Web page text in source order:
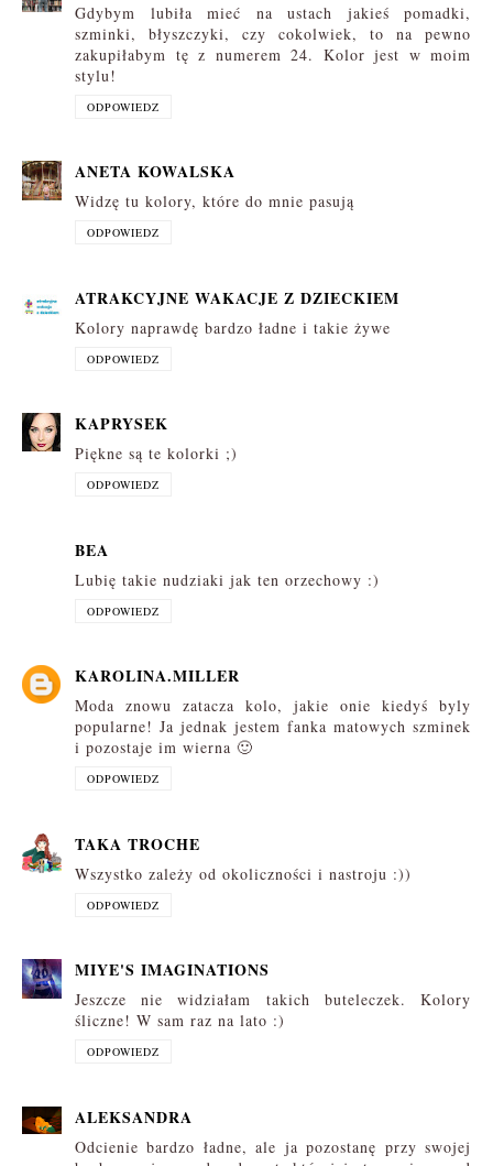
Gdybym lubiła mieć na ustach jakieś pomadki,
szminki, błyszczyki, czy cokolwiek, to na pewno
zakupiłabym tę z numerem 24. Kolor jest w moim
stylu!
ODPOWIEDZ
ANETA KOWALSKA
Widzę tu kolory, które do mnie pasują
ODPOWIEDZ
ATRAKCYJNE WAKACJE Z DZIECKIEM
Kolory naprawdę bardzo ładne i takie żywe
ODPOWIEDZ
KAPRYSEK
Piękne są te kolorki ;)
ODPOWIEDZ
BEA
Lubię takie nudziaki jak ten orzechowy :)
ODPOWIEDZ
KAROLINA.MILLER
Moda znowu zatacza kolo, jakie onie kiedyś byly
popularne! Ja jednak jestem fanka matowych szminek
i pozostaje im wierna 🙂
ODPOWIEDZ
TAKA TROCHE
Wszystko zależy od okoliczności i nastroju :))
ODPOWIEDZ
MIYE'S IMAGINATIONS
Jeszcze nie widziałam takich buteleczek. Kolory
śliczne! W sam raz na lato :)
ODPOWIEDZ
ALEKSANDRA
Odcienie bardzo ładne, ale ja pozostanę przy swojej